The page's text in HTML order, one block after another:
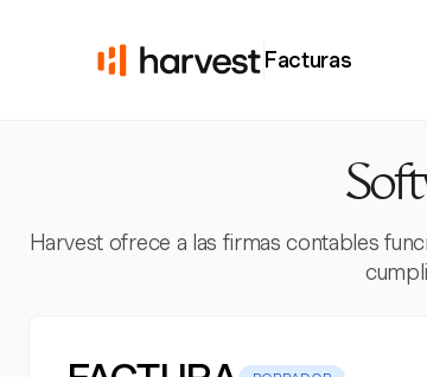
Facturas
Harvest ofrece a las firmas contables